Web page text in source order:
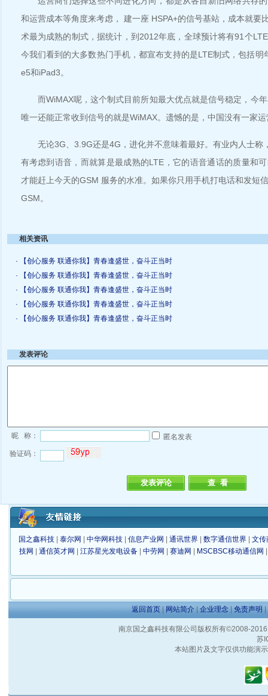
和运营成本等角度来考虑， 建一座 HSPA+的信号基站，成本就要
术最为成熟的制式，据统计，到2012年底，全球预计将有91个
今我们看到的大多数热门手机，都宣布支持的是LTE制式，包括明
e5和iPad3。
而WiMAX呢，这个制式目前所知最大优点就是信号稳定，今年
唯一还能正常收到信号的就是WiMAX。遗憾的是，中国没有一家
无论3G、3.9G还是4G，进化并不意味着最好。有业内人士称
有考虑到语音，而就算是最成熟的LTE，它的语音通话的质量和
才能赶上今天的GSM 服务的水准。如果你只用手机打电话和发短
GSM。
相关资讯
· 【创心服务 联通你我】青春逢盛世，奋斗正当时
· 【创心服务 联通你我】青春逢盛世，奋斗正当时
· 【创心服务 联通你我】青春逢盛世，奋斗正当时
· 【创心服务 联通你我】青春逢盛世，奋斗正当时
· 【创心服务 联通你我】青春逢盛世，奋斗正当时
发表评论
昵 称：
匿名发表
验证码：
国之鑫科技 泰尔网 中华网科技 信息产业网 通讯世界 数字通信世界
文传
技网
通信英才网 江苏星光发电设备| 中劳网 赛迪网 MSCBSC移动通信网
返回首页| 网站简介 | 企业理念 | 免责声明 |
南京国之鑫科技有限公司版权所有©2008-
苏
本站图片及文字仅供功能演